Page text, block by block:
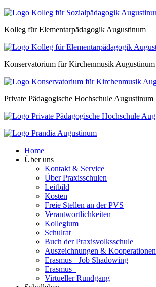
Kolleg für Elementarpädagogik Augustinum
Konservatorium für Kirchenmusik Augustinum
Private Pädagogische Hochschule Augustinum
Home
Über uns
Kontakt & Service
Über Praxisschulen
Leitbild
Kosten
Freie Stellen an der PVS
Verantwortlichkeiten
Kollegium
Schulrat
Buch der Praxisvolksschule
Auszeichnungen & Kooperationen
Erasmus+ Job Shadowing
Erasmus+
Virtueller Rundgang